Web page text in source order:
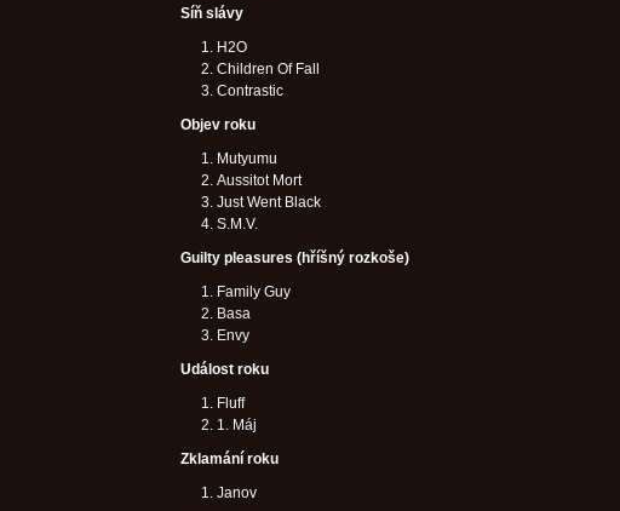
Síň slávy
H2O
Children Of Fall
Contrastic
Objev roku
Mutyumu
Aussitot Mort
Just Went Black
S.M.V.
Guilty pleasures (hříšný rozkoše)
Family Guy
Basa
Envy
Událost roku
Fluff
1. Máj
Zklamání roku
Janov